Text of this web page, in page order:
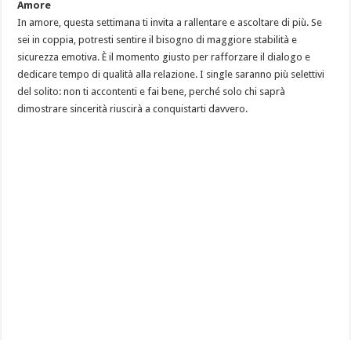
Amore
In amore, questa settimana ti invita a rallentare e ascoltare di più. Se
sei in coppia, potresti sentire il bisogno di maggiore stabilità e
sicurezza emotiva. È il momento giusto per rafforzare il dialogo e
dedicare tempo di qualità alla relazione. I single saranno più selettivi
del solito: non ti accontenti e fai bene, perché solo chi saprà
dimostrare sincerità riuscirà a conquistarti davvero.